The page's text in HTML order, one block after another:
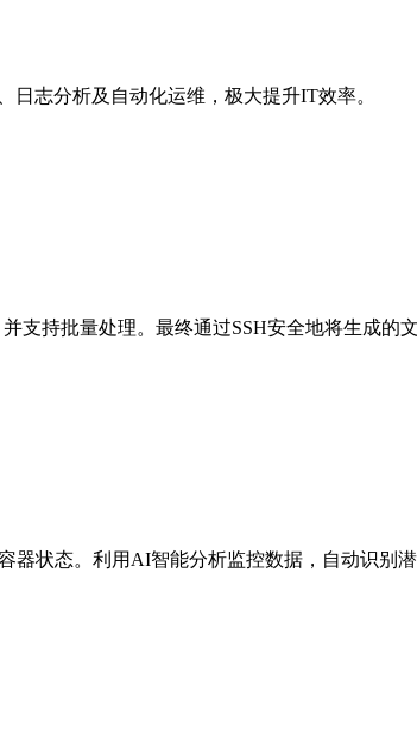
日志分析及自动化运维，极大提升IT效率。
支持批量处理。最终通过SSH安全地将生成的
器状态。利用AI智能分析监控数据，自动识